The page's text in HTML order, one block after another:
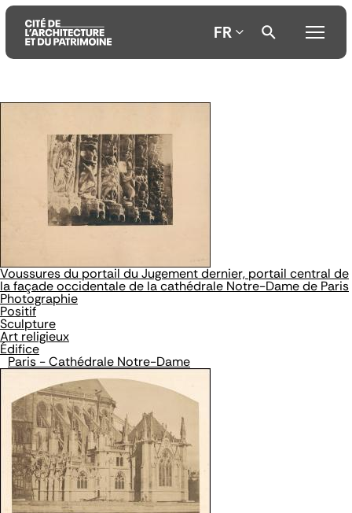
principal
principal
recherche
FR
Voussures du portail du Jugement dernier, portail central de
la façade occidentale de la cathédrale Notre-Dame de Paris
Photographie
Positif
Sculpture
Art religieux
Édifice
Paris - Cathédrale Notre-Dame